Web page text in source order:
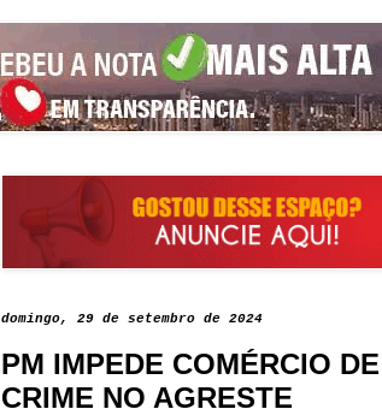
domingo, 29 de setembro de 2024
PM IMPEDE COMÉRCIO
CRIME NO AGRESTE